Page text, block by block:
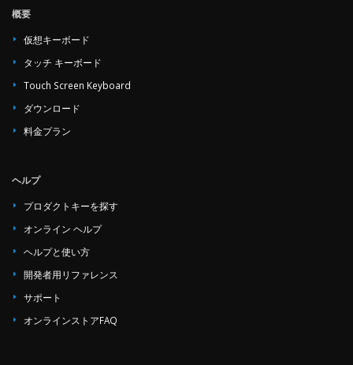
概要
仮想キーボード
タッチ キーボード
Touch Screen Keyboard
ダウンロード
料金プラン
ヘルプ
プロダクトキーを探す
オンライン ヘルプ
ヘルプと使い方
開発者用リファレンス
サポート
オンラインストアFAQ